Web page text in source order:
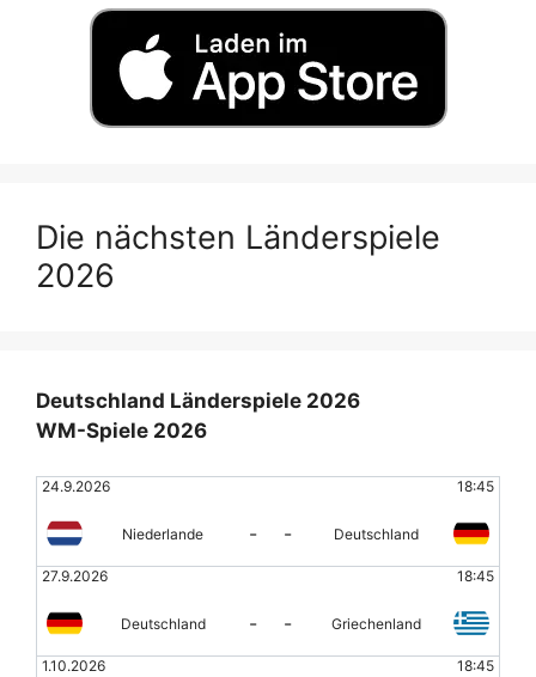
Die nächsten Länderspiele
2026
Deutschland Länderspiele 2026
WM-Spiele 2026
24.9.2026 18:45
Niederlande - - Deutschland
27.9.2026 18:45
Deutschland - - Griechenland
1.10.2026 18:45